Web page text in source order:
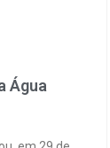
Água